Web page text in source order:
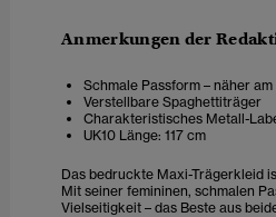
Anmerkungen der
Schmale Passform – näher
Verstellbare Spaghettiträger
Charakteristisches Metall-
UK10 Länge: 117 cm
Das bedruckte Maxi-Trägerkleid
Mit seiner femininen, schmalen
Vielseitigkeit – das Beste aus